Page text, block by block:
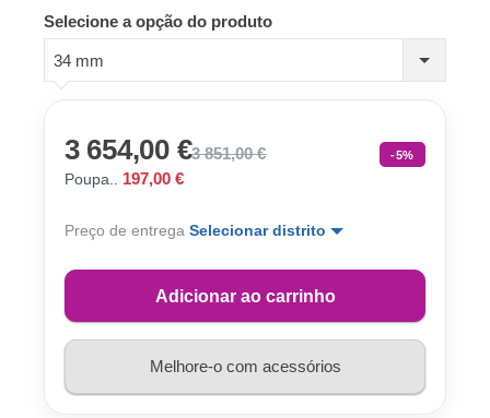
Selecione a opção do produto
34 mm
3 654,00 €3 851,00 € -5%
Poupa.. 197,00 €
Preço de entrega Selecionar distrito
Adicionar ao carrinho
Melhore-o com acessórios